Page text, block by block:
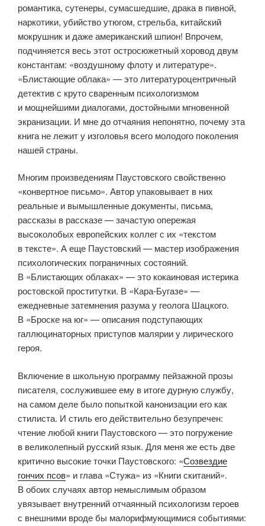
романтика, сутенеры, сумасшедшие, драка в пивной,
наркотики, убийство утюгом, стрельба, китайский
мокрушник и даже американский шпион! Впрочем,
подчиняется весь этот остросюжетный хоровод двум
константам: «воздушному флоту и литературе».
«Блистающие облака» — это литературоцентричный
детектив с круто сваренным психологизмом
и мощнейшими диалогами, достойными мгновенной
экранизации. И мне до отчаяния непонятно, почему эта
книга не лежит у изголовья всего молодого поколения
нашей страны.
Многим произведениям Паустовского свойственно
«конвертное письмо». Автор упаковывает в них
реальные и вымышленные документы, письма,
рассказы в рассказе — зачастую опережая
высоколобых европейских коллег с их «текстом
в тексте». А еще Паустовский — мастер изображения
психологических пограничных состояний.
В «Блистающих облаках» — это кокаиновая истерика
ростовской проститутки. В «Кара-Бугазе» —
ежедневные затемнения разума у геолога Шацкого.
В «Броске на юг» — описания подступающих
галлюцинаторных приступов малярии у лирического
героя.
Включение в школьную программу пейзажной прозы
писателя, сослужившее ему в итоге дурную службу,
на самом деле было попыткой канонизации его как
стилиста. И стиль его действительно безупречен:
чтение любой книги Паустовского — это погружение
в великолепный русский язык. Для меня же есть две
критично высокие точки Паустовского: «Созвездие
гончих псов» и глава «Стужа» из «Книги скитаний».
В обоих случаях автор немыслимым образом
увязывает внутренний отчаянный психологизм героев
с внешними вроде бы малорифмующимися событиями: